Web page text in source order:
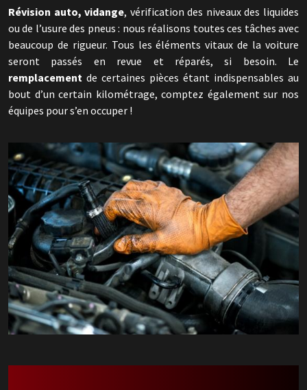
Révision auto, vidange, vérification des niveaux des liquides
ou de l’usure des pneus : nous réalisons toutes ces tâches avec
beaucoup de rigueur. Tous les éléments vitaux de la voiture
seront passés en revue et réparés, si besoin. Le
remplacement de certaines pièces étant indispensables au
bout d’un certain kilométrage, comptez également sur nos
équipes pour s’en occuper !